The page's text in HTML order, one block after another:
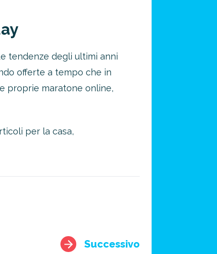
tendenze degli ultimi anni
offerte a tempo che in
proprie maratone online,
per la casa,
Successivo